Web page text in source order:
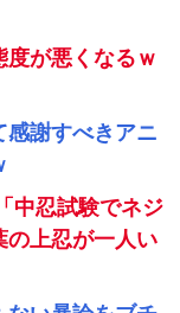
度が悪くなるｗ
感謝すべきアニ
中忍試験でネジ
の上忍が一人い